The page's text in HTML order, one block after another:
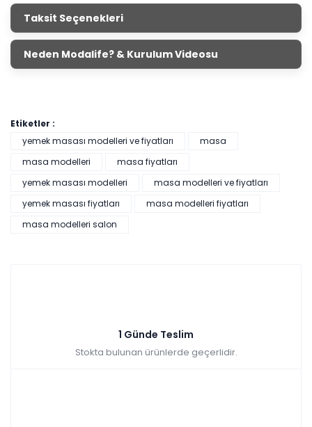
Taksit Seçenekleri
Neden Modalife? & Kurulum Videosu
Etiketler :
yemek masası modelleri ve fiyatları
masa
masa modelleri
masa fiyatları
yemek masası modelleri
masa modelleri ve fiyatları
yemek masası fiyatları
masa modelleri fiyatları
masa modelleri salon
1 Günde Teslim
Stokta bulunan ürünlerde geçerlidir.